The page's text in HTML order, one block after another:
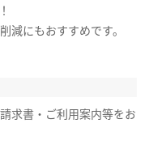
減にもおすすめです。
求書・ご利用案内等をお